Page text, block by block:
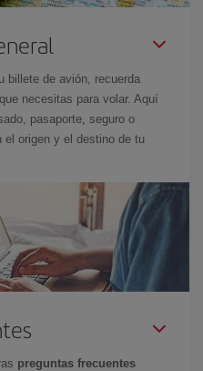
billete de avión, recuerda
necesitas para volar. Aquí
pasaporte, seguro o
el origen y el destino de tu
preguntas frecuentes